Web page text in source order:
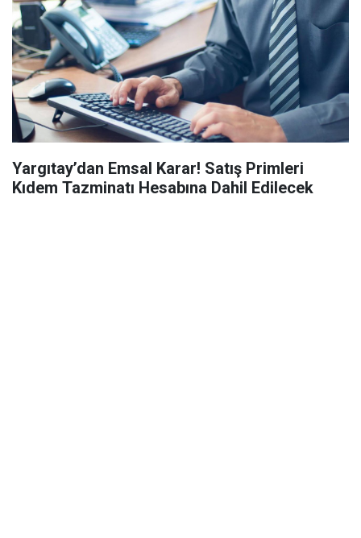
Yargıtay’dan Emsal Karar! Satış Primleri
Kıdem Tazminatı Hesabına Dahil Edilecek